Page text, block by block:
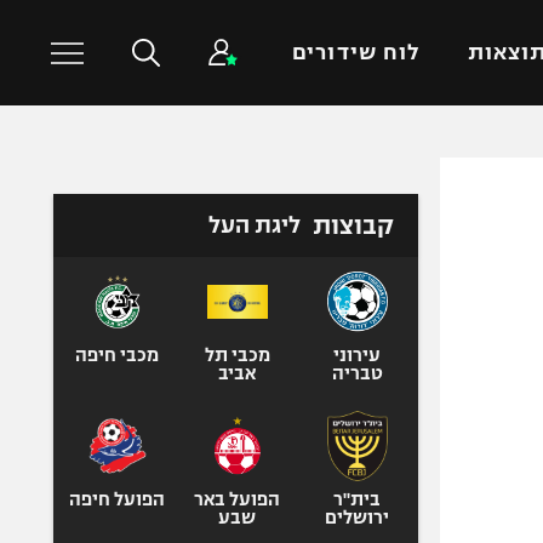
תוצאות לוח שידורים
טניס
כדורעף
ספורט אולימפי
היאבקות WWE
קבוצות ליגת העל
עירוני
טבריה
מכבי תל
אביב
מכבי חיפה
בית"ר
ירושלים
הפועל באר
שבע
הפועל חיפה